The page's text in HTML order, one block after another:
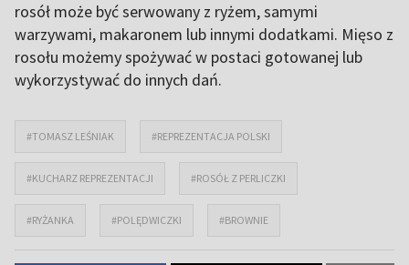
rosół może być serwowany z ryżem, samymi
warzywami, makaronem lub innymi dodatkami. Mięso z
rosołu możemy spożywać w postaci gotowanej lub
wykorzystywać do innych dań.
#TOMASZ LEŚNIAK #REPREZENTACJA POLSKI
#KUCHARZ REPREZENTACJI #ROSÓŁ Z PERLICZKI
#RYŻANKA #POLĘDWICZKI #BROWNIE